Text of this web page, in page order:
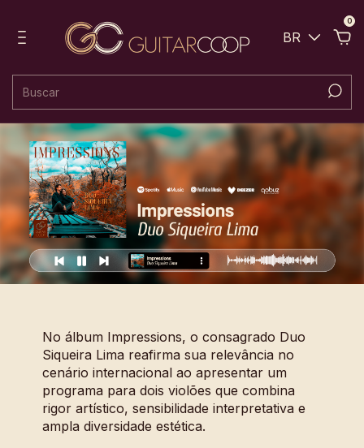
BR
0
No álbum Impressions, o consagrado Duo
Siqueira Lima reafirma sua relevância no
cenário internacional ao apresentar um
programa para dois violões que combina
rigor artístico, sensibilidade interpretativa e
ampla diversidade estética.